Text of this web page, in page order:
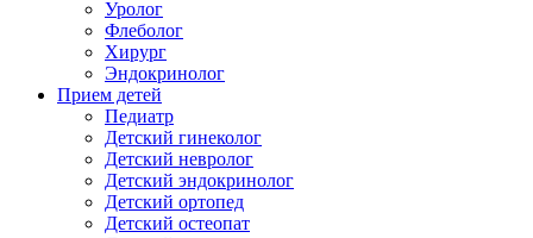
Уролог
Флеболог
Хирург
Эндокринолог
Прием детей
Педиатр
Детский гинеколог
Детский невролог
Детский эндокринолог
Детский ортопед
Детский остеопат